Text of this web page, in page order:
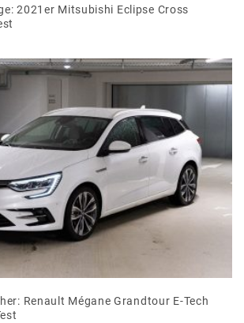
2021er Mitsubishi Eclipse Cross
Renault Mégane Grandtour E-Tech